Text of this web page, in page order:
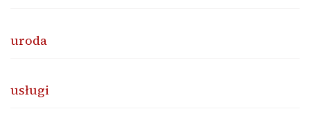
uroda
usługi